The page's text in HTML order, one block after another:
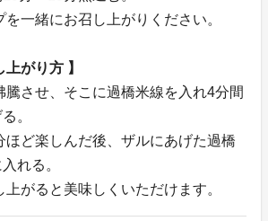
一緒にお召し上がりください。
上がり方 】
させ、そこに過橋米線を入れ4分間
。
ど楽しんだ後、ザルにあげた過橋
れる。
がると美味しくいただけます。